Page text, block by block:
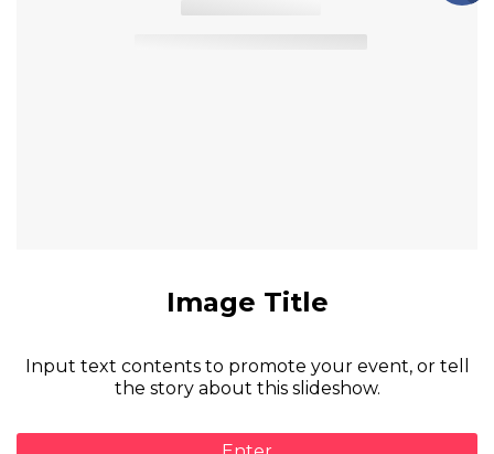
Video Title
Input text contents to promote your event, or tell
the story about this slideshow.